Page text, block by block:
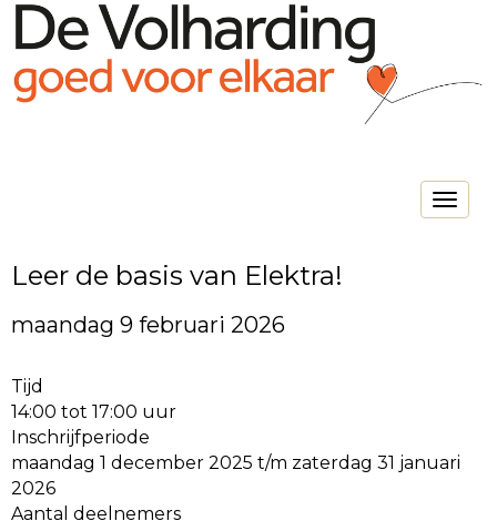
Toggle
Leer de basis van Elektra!
maandag 9 februari 2026
Tijd
14:00 tot 17:00 uur
Inschrijfperiode
maandag 1 december 2025 t/m zaterdag 31 januari
2026
Aantal deelnemers